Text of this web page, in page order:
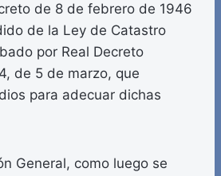
de 8 de febrero de 1946
de la Ley de Catastro
por Real Decreto
de 5 de marzo, que
para adecuar dichas
General, como luego se